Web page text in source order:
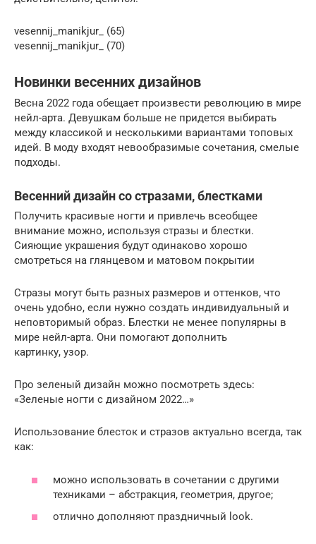
vesennij_manikjur_ (65)
vesennij_manikjur_ (70)
Новинки весенних дизайнов
Весна 2022 года обещает произвести революцию в мире
нейл-арта. Девушкам больше не придется выбирать
между классикой и несколькими вариантами топовых
идей. В моду входят невообразимые сочетания, смелые
подходы.
Весенний дизайн со стразами, блестками
Получить красивые ногти и привлечь всеобщее
внимание можно, используя стразы и блестки.
Сияющие украшения будут одинаково хорошо
смотреться на глянцевом и матовом покрытии
Стразы могут быть разных размеров и оттенков, что
очень удобно, если нужно создать индивидуальный и
неповторимый образ. Блестки не менее популярны в
мире нейл-арта. Они помогают дополнить
картинку, узор.
Про зеленый дизайн можно посмотреть здесь:
«Зеленые ногти с дизайном 2022…»
Использование блесток и стразов актуально всегда, так
как:
можно использовать в сочетании с другими
техниками – абстракция, геометрия, другое;
отлично дополняют праздничный look.